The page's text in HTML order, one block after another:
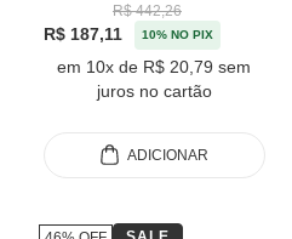
R$ 442,26
R$ 187,11 10% NO PIX
em 10x de R$ 20,79 sem
juros no cartão
ADICIONAR